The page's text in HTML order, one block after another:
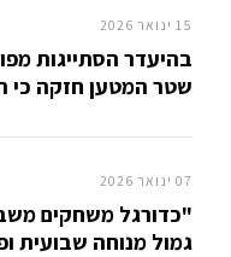
15 ינואר 2026
בהיעדר הסתייגות
שטר המטען חזקה כי
07 ינואר 2026
"כדורגל משחקים
גמול מנוחה שבועית